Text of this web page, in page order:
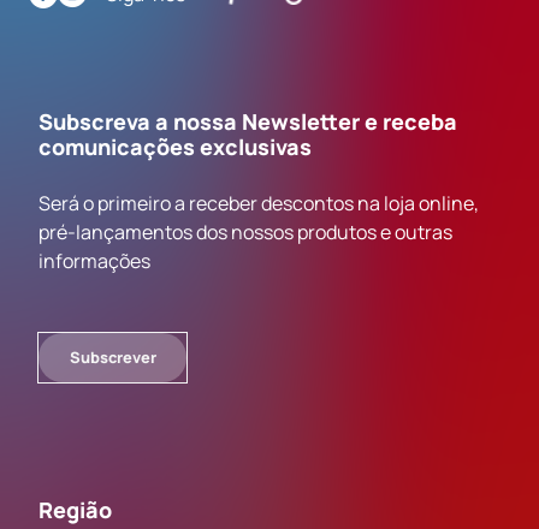
Subscreva a nossa Newsletter e receba
comunicações exclusivas
Será o primeiro a receber descontos na loja online,
pré-lançamentos dos nossos produtos e outras
informações
Subscrever
Região